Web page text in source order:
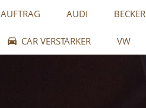
AUFTRAG AUDI BECKER
CAR VERSTÄRKER VW